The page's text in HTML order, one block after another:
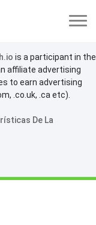
is a participant in the
affiliate advertising
to earn advertising
.co.uk, .ca etc).
De La